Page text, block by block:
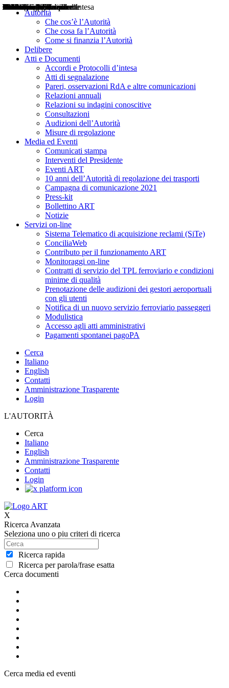
Autorità
Che cos’è l’Autorità
Che cosa fa l’Autorità
Come si finanzia l’Autorità
Delibere
Atti e Documenti
Accordi e Protocolli d’intesa
Atti di segnalazione
Pareri, osservazioni RdA e altre comunicazioni
Relazioni annuali
Relazioni su indagini conoscitive
Consultazioni
Audizioni dell’Autorità
Misure di regolazione
Media ed Eventi
Comunicati stampa
Interventi del Presidente
Eventi ART
10 anni dell’Autorità di regolazione dei trasporti
Campagna di comunicazione 2021
Press-kit
Bollettino ART
Notizie
Servizi on-line
Sistema Telematico di acquisizione reclami (SiTe)
ConciliaWeb
Contributo per il funzionamento ART
Monitoraggi on-line
Contratti di servizio del TPL ferroviario e condizioni
minime di qualità
Prenotazione delle audizioni dei gestori aeroportuali
con gli utenti
Notifica di un nuovo servizio ferroviario passeggeri
Modulistica
Accesso agli atti amministrativi
Pagamenti spontanei pagoPA
Cerca
Italiano
English
Contatti
Amministrazione Trasparente
Login
L'AUTORITÀ
Cerca
Italiano
English
Amministrazione Trasparente
Contatti
Login
X
Ricerca Avanzata
Seleziona uno o piu criteri di ricerca
Ricerca rapida
Ricerca per parola/frase esatta
Cerca documenti
Delibere
Pareri
Consultazioni
Audizioni
Atti di Segnalazione
Accordi e Protocolli d'Intesa
Relazioni annuali
Misure di regolazione
Cerca media ed eventi
Notizie
Comunicati Stampa
Bollettini ART
Convegni ART
Interviste del Presidente
Articoli in primo piano
Interventi del Presidente
2004
2005
2010
2013
2014
2015
2016
2017
2018
2019
202
2020
2021
2022
2023
2024
2025
2026
Aereo
Marittimo
Terrestre